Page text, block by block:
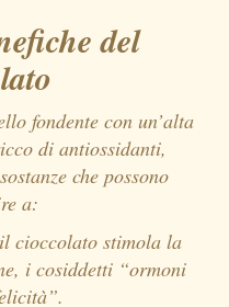
del
fondente con un’alta
di antiossidanti,
che possono
a:
cioccolato stimola la
i cosiddetti “ormoni